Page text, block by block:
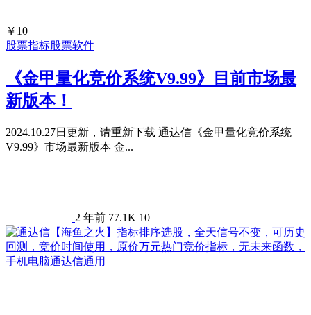
￥10
股票指标股票软件
《金甲量化竞价系统V9.99》目前市场最
新版本！
2024.10.27日更新，请重新下载 通达信《金甲量化竞价系统
V9.99》市场最新版本 金...
2 年前 77.1K 10